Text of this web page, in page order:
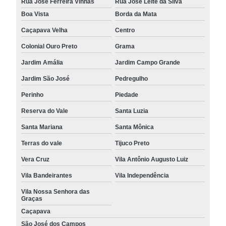
Boa Vista
Borda da Mata
Caçapava Velha Centro
Colonial Ouro Preto Grama
Jardim Amália Jardim Campo Grande
Jardim São José Pedregulho
Perinho Piedade
Reserva do Vale Santa Luzia
Santa Mariana Santa Mônica
Terras do vale Tijuco Preto
Vera Cruz Vila Antônio Augusto Luiz
Vila Bandeirantes Vila Independência
Vila Nossa Senhora das
Graças
Caçapava
São José dos Campos